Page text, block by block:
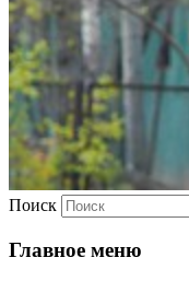
Поиск
Главное меню